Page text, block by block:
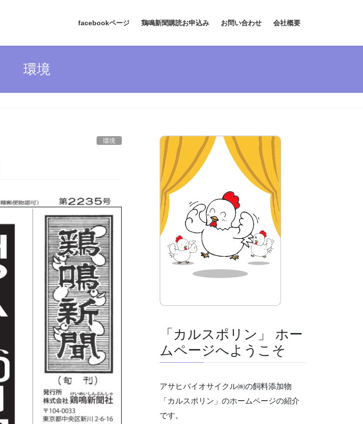
facebookページ 鶏鳴新聞購読お申込み お問い合わせ 会社概要
環境
環境
「カルスポリン」 ホー
ムページへようこそ
アサヒバイオサイクル㈱の飼料添加物
「カルスポリン」のホームページの紹介
です。